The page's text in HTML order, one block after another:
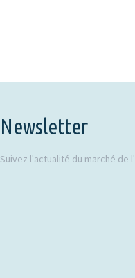
Newsletter
Suivez l'actualité du marché de